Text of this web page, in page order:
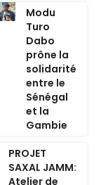
Modu
Turo
Dabo
prône la
solidarité
entre le
Sénégal
et la
Gambie
PROJET
SAXAL JAMM:
Atelier de